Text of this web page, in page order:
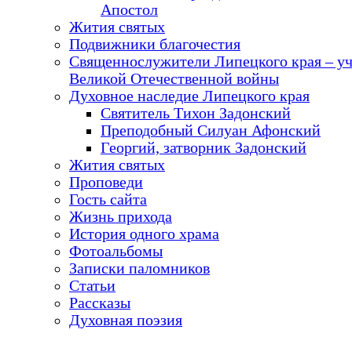
Апостол
Жития святых
Подвижники благочестия
Священнослужители Липецкого края –
Великой Отечественной войны
Духовное наследие Липецкого края
Святитель Тихон Задонский
Преподобный Силуан Афонский
Георгий, затворник Задонский
Жития святых
Проповеди
Гость сайта
Жизнь прихода
История одного храма
Фотоальбомы
Записки паломников
Статьи
Рассказы
Духовная поэзия